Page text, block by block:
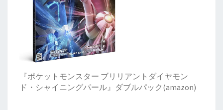
『ポケットモンスター ブリリアントダイヤモン
ド・シャイニングパール』ダブルパック(amazon)